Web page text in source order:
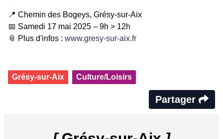
📍 Chemin des Bogeys, Grésy-sur-Aix
📅 Samedi 17 mai 2025 – 9h > 12h
📎 Plus d'infos : www.gresy-sur-aix.fr
Grésy-sur-Aix Culture/Loisirs
Partager